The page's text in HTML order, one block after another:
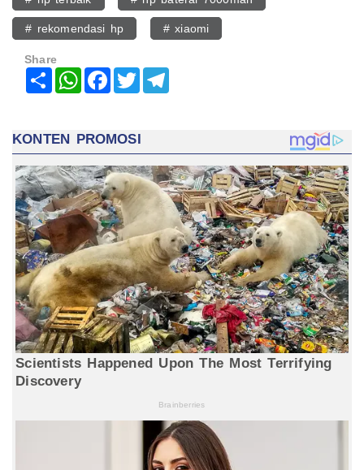
# rekomendasi hp # xiaomi
Share
Share WhatsAppFacebook
Twitter